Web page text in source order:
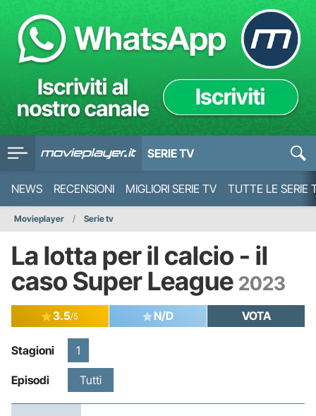
SERIE TV
NEWS RECENSIONI MIGLIORI SERIE TV TUTTE LE SERIE
Movieplayer Serie tv
La lotta per il calcio - il
caso Super League 2023
3.5/5 N/D VOTA
Stagioni 1
Episodi Tutti